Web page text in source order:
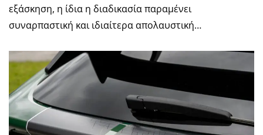
εξάσκηση, η ίδια η διαδικασία παραμένει
συναρπαστική και ιδιαίτερα απολαυστική…